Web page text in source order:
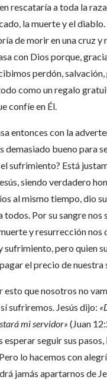
rescataría a toda la
la muerte y el diablo.
de morir en una cruz y
con Dios porque,
perdón, salvación,
como un regalo
confíe en Él.
entonces con la
demasiado bueno para
sufrimiento? Está
siendo verdadero
al mismo tiempo, dio
todos. Por su sangre nos
y resurrección nos
sufrimiento, pero quien
el precio de nuestra
esto que nosotros no
sufriremos. Jesús dijo:
mi servidor» (Juan
esperar seguir sus pasos,
lo hacemos con
jamás apartarnos de